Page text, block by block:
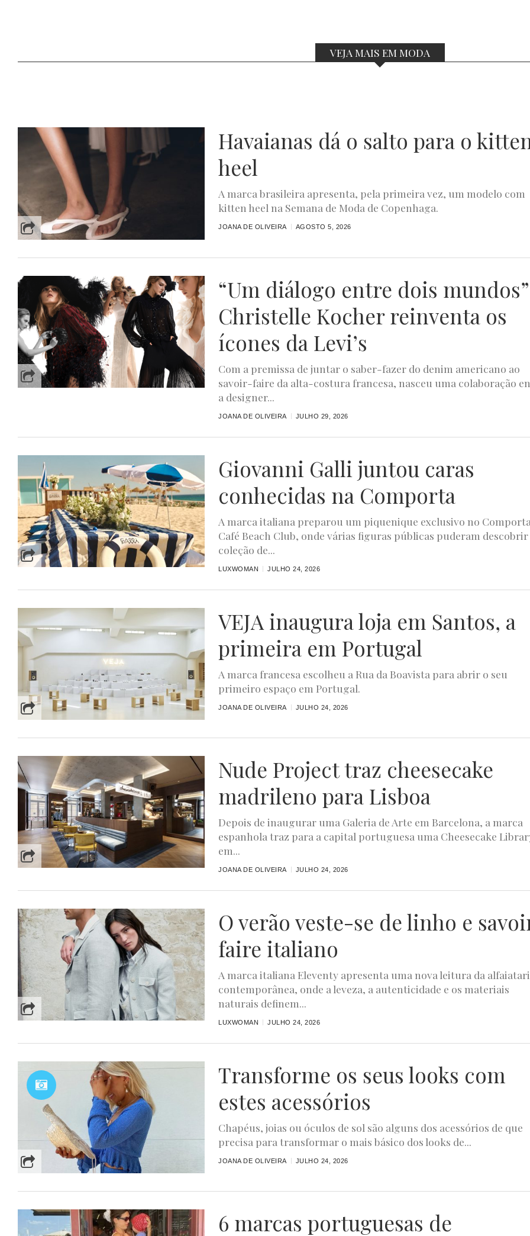
VEJA MAIS EM MODA
Havaianas dá o salto para o
heel
A marca brasileira apresenta, pela primeira vez, um modelo com
kitten heel na Semana de Moda de Copenhaga.
JOANA DE OLIVEIRA AGOSTO 5, 2026
“Um diálogo entre dois
Christelle Kocher reinventa os
ícones da Levi’s
Com a premissa de juntar o saber-fazer do denim americano ao
savoir-faire da alta-costura francesa, nasceu uma colaboração
a designer...
JOANA DE OLIVEIRA JULHO 29, 2026
Giovanni Galli juntou caras
conhecidas na Comporta
A marca italiana preparou um piquenique exclusivo no
Café Beach Club, onde várias figuras públicas puderam descobrir
coleção de...
LUXWOMAN JULHO 24, 2026
VEJA inaugura loja em Santos, a
primeira em Portugal
A marca francesa escolheu a Rua da Boavista para abrir o seu
primeiro espaço em Portugal.
JOANA DE OLIVEIRA JULHO 24, 2026
Nude Project traz cheesecake
madrileno para Lisboa
Depois de inaugurar uma Galeria de Arte em Barcelona, a marca
espanhola traz para a capital portuguesa uma Cheesecake
em...
JOANA DE OLIVEIRA JULHO 24, 2026
O verão veste-se de linho e
faire italiano
A marca italiana Eleventy apresenta uma nova leitura da
contemporânea, onde a leveza, a autenticidade e os materiais
naturais definem...
LUXWOMAN JULHO 24, 2026
Transforme os seus looks com
estes acessórios
Chapéus, joias ou óculos de sol são alguns dos acessórios de que
precisa para transformar o mais básico dos looks de...
JOANA DE OLIVEIRA JULHO 24, 2026
6 marcas portuguesas de